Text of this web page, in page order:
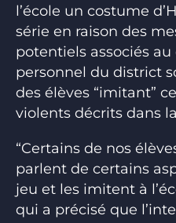
l’école un costume
série en raison des
potentiels associés
personnel du district
des élèves “imitant”
violents décrits dans
“Certains de nos
parlent de certains
jeu et les imitent à
qui a précisé que